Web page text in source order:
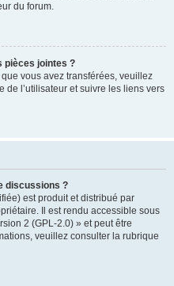
du forum.
pièces jointes ?
vous avez transférées, veuillez
l’utilisateur et suivre les liens vers
discussions ?
est produit et distribué par
Il est rendu accessible sous
2 (GPL-2.0) » et peut être
veuillez consulter la rubrique